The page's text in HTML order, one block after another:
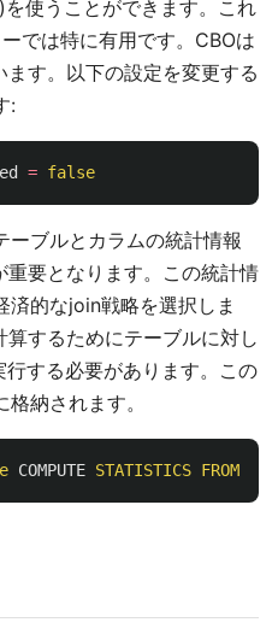
を使うことができます。これ
では特に有用です。CBOは
す。以下の設定を変更する
:
= false
ーブルとカラムの統計情報
要となります。この統計情
済的なjoin戦略を選択しま
するためにテーブルに対し
する必要があります。この
納されます。
COMPUTE STATISTICS FROM